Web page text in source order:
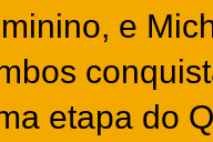
e
etapa do